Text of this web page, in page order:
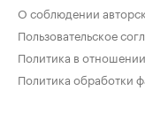
О соблюдении
Пользовательское
Политика в
Политика обработки